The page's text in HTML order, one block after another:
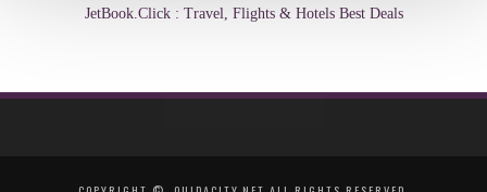
JetBook.Click : Travel, Flights & Hotels Best Deals